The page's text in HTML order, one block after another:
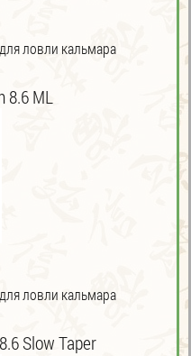
ловли кальмара
8.6 ML
ловли кальмара
Slow Taper